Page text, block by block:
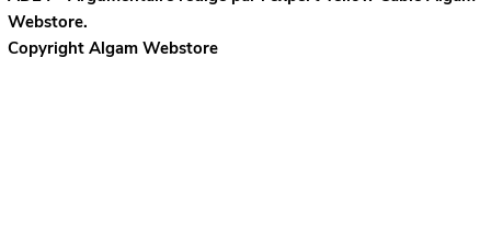
Webstore.
Copyright Algam Webstore